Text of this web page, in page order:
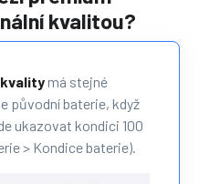
kvalitou?
má stejné
původní baterie, když
ukazovat kondici 100
> Kondice baterie).